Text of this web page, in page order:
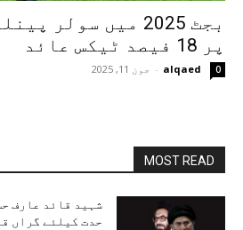
بجٹ 2025 میں سولر
پر 18 فیصد ٹیکس عائد
alqaed
- جون 11, 2025 0
MOST READ
شہید قائد عارف
حدت کیلئے گراں